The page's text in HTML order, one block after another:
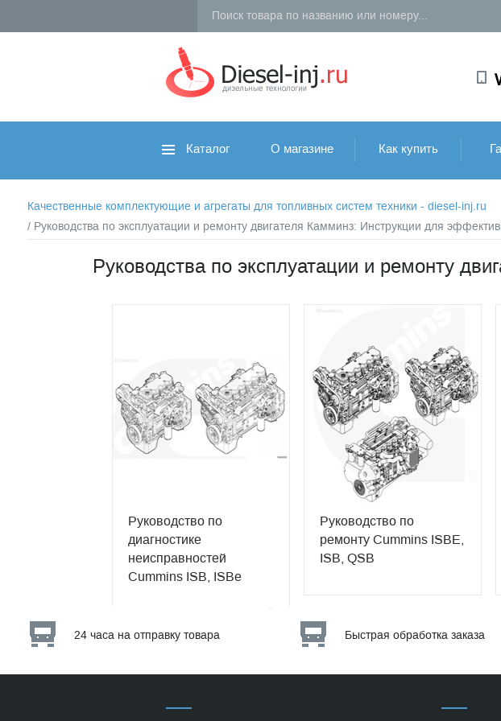
Каталог О магазине Как купить
Качественные комплектующие и агрегаты для топливных систем техники - diesel-inj.ru
/ Руководства по эксплуатации и ремонту двигателя Камминз: Инструкции для
Руководства по эксплуатации и ремонту
Руководство по
диагностике
неисправностей
Cummins ISB, ISBe
Руководство по
ремонту Cummins ISBE,
ISB, QSB
24 часа на отправку товара Быстрая обработка заказа